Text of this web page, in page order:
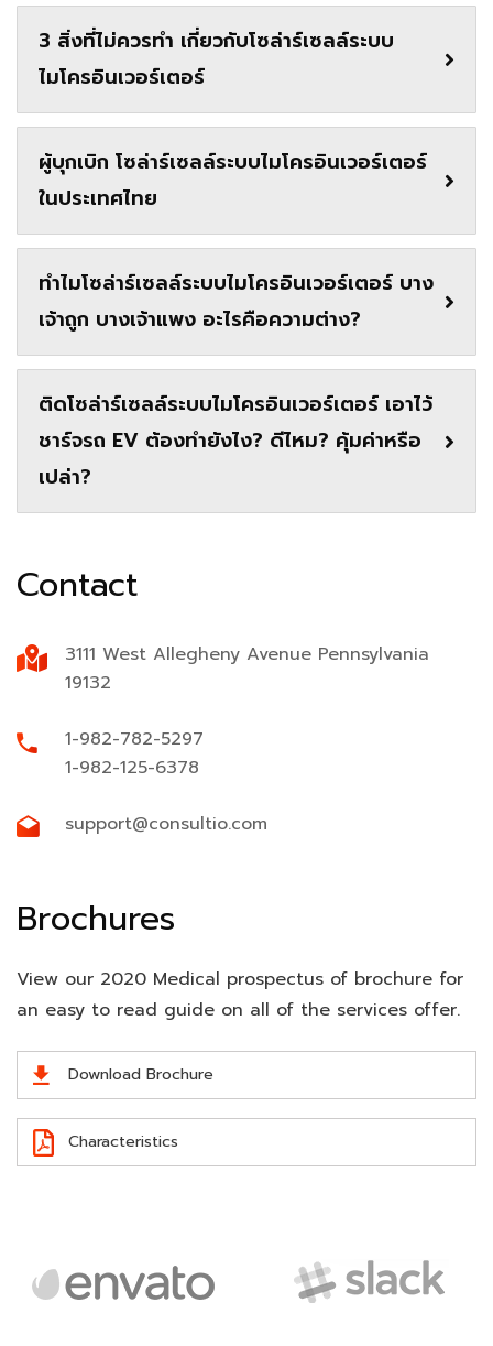
3 สิ่งที่ไม่ควรทำ เกี่ยวกับโซล่าร์เซลล์ระบบ
ไมโครอินเวอร์เตอร์
ผู้บุกเบิก โซล่าร์เซลล์ระบบไมโครอินเวอร์เตอร์
ในประเทศไทย
ทำไมโซล่าร์เซลล์ระบบไมโครอินเวอร์เตอร์ บาง
เจ้าถูก บางเจ้าแพง อะไรคือความต่าง?
ติดโซล่าร์เซลล์ระบบไมโครอินเวอร์เตอร์ เอาไว้
ชาร์จรถ EV ต้องทำยังไง? ดีไหม? คุ้มค่าหรือ
เปล่า?
Contact
3111 West Allegheny Avenue Pennsylvania
19132
1-982-782-5297
1-982-125-6378
support@consultio.com
Brochures
View our 2020 Medical prospectus of brochure for
an easy to read guide on all of the services offer.
Download Brochure
Characteristics